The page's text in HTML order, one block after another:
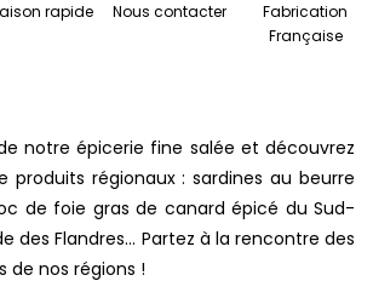
rapide Nous contacter
Fabrication
Française
notre épicerie fine salée et découvrez
produits régionaux : sardines au beurre
de foie gras de canard épicé du Sud-
des Flandres… Partez à la rencontre des
de nos régions !